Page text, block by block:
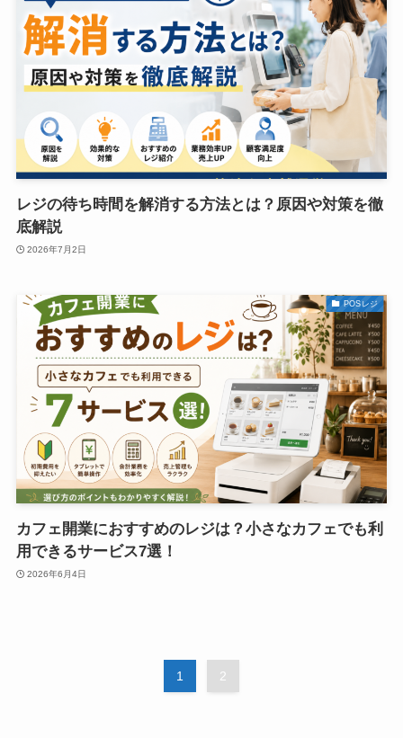
レジの待ち時間を解消する方法とは？原因や対策を徹
底解説
2026年7月2日
POSレジ
カフェ開業におすすめのレジは？小さなカフェでも利
用できるサービス7選！
2026年6月4日
1 2